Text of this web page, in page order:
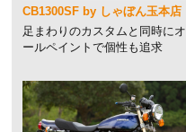
CB1300SF by しゃぼん玉本店
足まわりのカスタムと同時にオ
ールペイントで個性も追求